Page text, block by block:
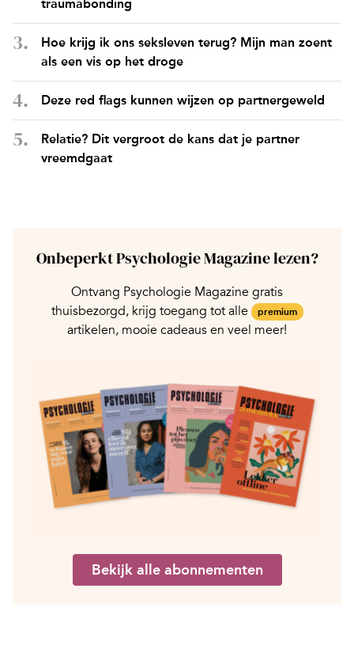
traumabonding
Hoe krijg ik ons seksleven terug? Mijn man zoent
als een vis op het droge
Deze red flags kunnen wijzen op partnergeweld
Relatie? Dit vergroot de kans dat je partner
vreemdgaat
Onbeperkt Psychologie Magazine lezen?
Ontvang Psychologie Magazine gratis
thuisbezorgd, krijg toegang tot alle
premium
artikelen, mooie cadeaus en veel meer!
Bekijk alle abonnementen